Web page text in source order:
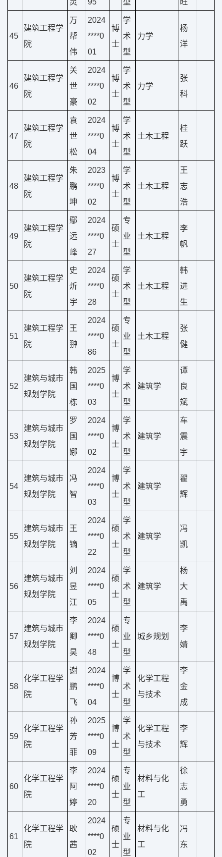
45
建筑工程学
院
万
帮
伟
2024
****0
01
博
士
学
术
型
力学
杨
洋
46
建筑工程学
院
关
世
豪
2024
****0
02
博
士
学
术
型
力学
张
科
47
建筑工程学
院
袁
世
松
2024
****0
04
博
士
学
术
型
土木工程
桂
跃
48
建筑工程学
院
朱
鹏
坤
2023
****0
02
博
士
学
术
型
土木工程
王
志
浩
49
建筑工程学
院
鄢
远
峰
2024
****0
27
硕
士
专
业
型
土木工程
李
帆
50
建筑工程学
院
史
炘
宇
2024
****0
28
硕
士
学
术
型
土木工程
韩
进
生
51
建筑工程学
院
王
翀
2024
****0
86
硕
士
专
业
型
土木工程
张
健
52
建筑与城市
规划学院
韩
国
栋
2025
****0
03
博
士
学
术
型
建筑学
谭
良
斌
53
建筑与城市
规划学院
罗
国
娜
2024
****0
02
博
士
学
术
型
建筑学
车
震
宇
54
建筑与城市
规划学院
冯
智
2024
****0
03
博
士
学
术
型
建筑学
翟
辉
55
建筑与城市
规划学院
王
镝
2024
****0
22
硕
士
学
术
型
建筑学
冯
凯
56
建筑与城市
规划学院
刘
昱
江
2024
****0
05
硕
士
学
术
型
建筑学
杨
大
禹
57
建筑与城市
规划学院
李
卿
昊
2024
****0
48
硕
士
专
业
型
城乡规划
李
婧
58
化学工程学
院
谢
鹏
飞
2024
****0
04
博
士
学
术
型
化学工程
与技术
李
金
成
59
化学工程学
院
孙
芳
菲
2025
****0
09
博
士
学
术
型
化学工程
与技术
李
辉
60
化学工程学
院
李
阿
婷
2024
****0
20
硕
士
专
业
型
材料与化
工
徐
志
勇
61
化学工程学
院
耿
茜
2024
****0
02
硕
士
专
业
型
材料与化
工
冯
东